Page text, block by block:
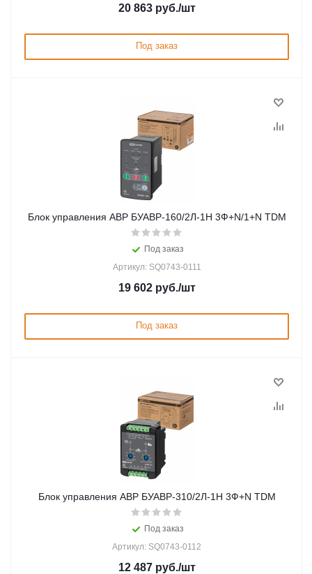
20 863руб./шт
Под заказ
Блок управления АВР БУАВР-160/2Л-1Н 3Ф+N/1+N TDM
Под заказ
Артикул: SQ0743-0111
19 602руб./шт
Под заказ
Блок управления АВР БУАВР-310/2Л-1Н 3Ф+N TDM
Под заказ
Артикул: SQ0743-0112
12 487руб./шт